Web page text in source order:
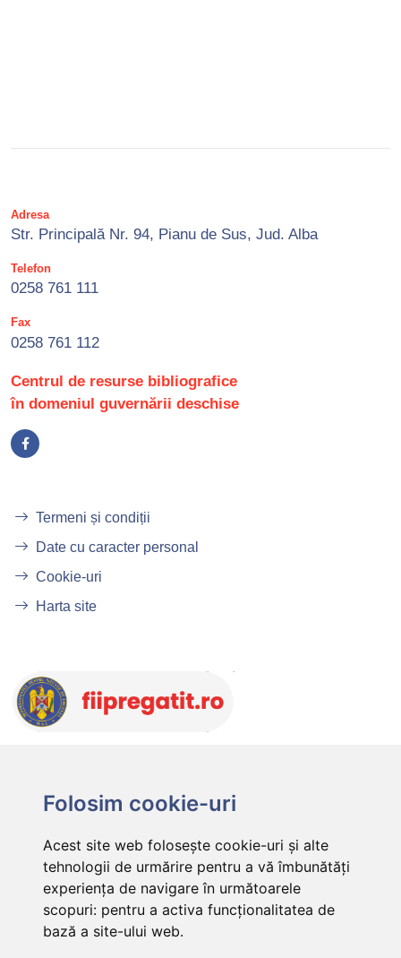
Folosim cookie-uri
Acest site web folosește cookie-uri și alte
tehnologii de urmărire pentru a vă îmbunătăți
experiența de navigare în următoarele
scopuri: pentru a activa funcționalitatea de
bază a site-ului web.
Adresa
Str. Principală Nr. 94, Pianu de Sus, Jud. Alba
Telefon
0258 761 111
Fax
0258 761 112
Centrul de resurse bibliografice
în domeniul guvernării deschise
Termeni și condiții
Date cu caracter personal
Cookie-uri
Harta site